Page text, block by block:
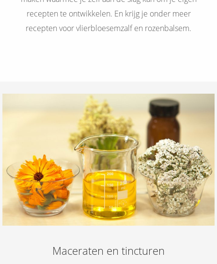
recepten te ontwikkelen. En krijg je onder meer
recepten voor vlierbloesemzalf en rozenbalsem.
Maceraten en tincturen